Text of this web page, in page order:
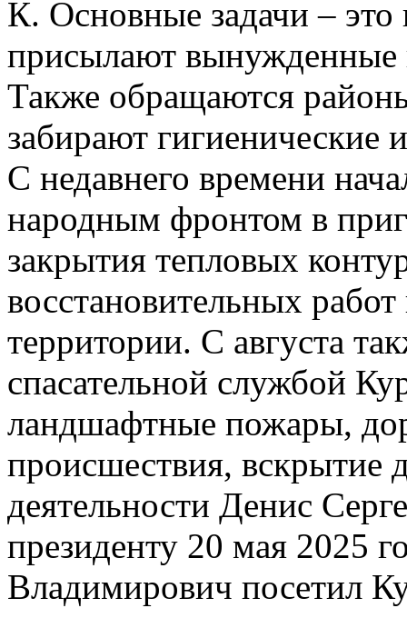
К. Основные задачи – это
присылают вынужденные
Также обращаются
забирают гигиенические
С недавнего времени
народным фронтом в
закрытия тепловых
восстановительных
территории. С августа
спасательной службой
ландшафтные пожары,
происшествия, вскрытие
деятельности Денис
президенту 20 мая 2025
Владимирович посетил